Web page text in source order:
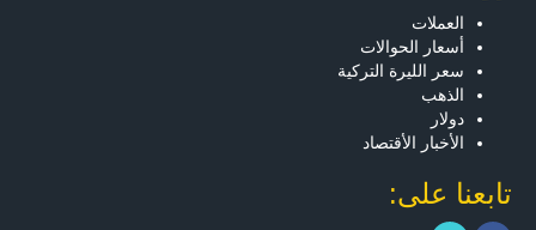
العملات
أسعار الحوالات
سعر الليرة التركية
الذهب
دولار
الأخبار الأقتصاد
تابعنا على: